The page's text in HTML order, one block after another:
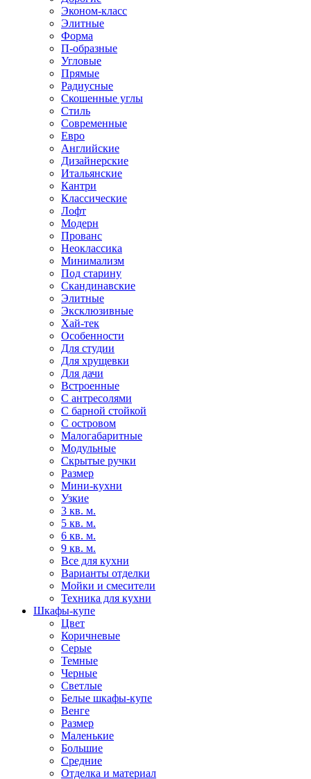
Эконом-класс
Элитные
Форма
П-образные
Угловые
Прямые
Радиусные
Скошенные углы
Стиль
Современные
Евро
Английские
Дизайнерские
Итальянские
Кантри
Классические
Лофт
Модерн
Прованс
Неоклассика
Минимализм
Под старину
Скандинавские
Элитные
Эксклюзивные
Хай-тек
Особенности
Для студии
Для хрущевки
Для дачи
Встроенные
С антресолями
С барной стойкой
С островом
Малогабаритные
Модульные
Скрытые ручки
Размер
Мини-кухни
Узкие
3 кв. м.
5 кв. м.
6 кв. м.
9 кв. м.
Все для кухни
Варианты отделки
Мойки и смесители
Техника для кухни
Шкафы-купе
Цвет
Коричневые
Серые
Темные
Черные
Светлые
Белые шкафы-купе
Венге
Размер
Маленькие
Большие
Средние
Отделка и материал